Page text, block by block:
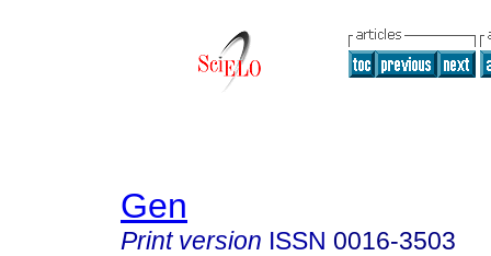
Gen
Print version ISSN 0016-3503